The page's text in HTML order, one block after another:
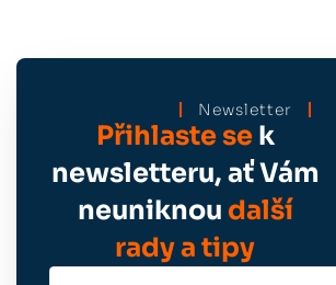
Newsletter
Přihlaste sek
newsletteru, ať Vám
neuniknou další
rady a tipy